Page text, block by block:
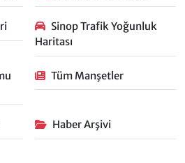
Sinop Trafik Yoğunluk
Haritası
Tüm Manşetler
Haber Arşivi